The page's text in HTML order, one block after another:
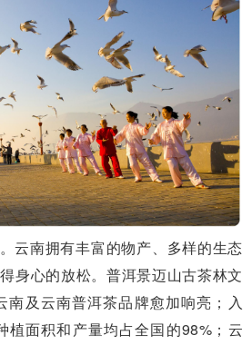
云南拥有丰富的物产、多样的生态
身心的放松。普洱景迈山古茶林文
南及云南普洱茶品牌愈加响亮；入
植面积和产量均占全国的98%；云